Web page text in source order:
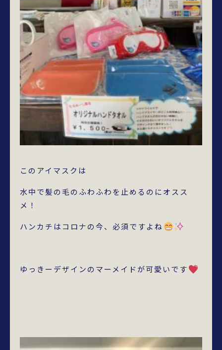
このアイマスクは
水中で髪の毛のふわふわを止めるのにオスス
メ！
ハンカチはコロナの今、必須ですよね
ゆっきーデザインのマーメイドが可愛いです